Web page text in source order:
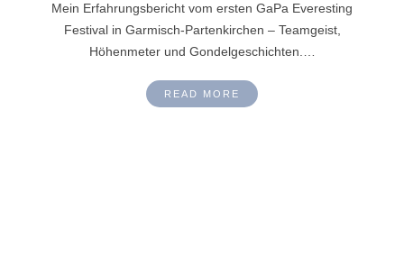
Mein Erfahrungsbericht vom ersten GaPa Everesting
Festival in Garmisch-Partenkirchen – Teamgeist,
Höhenmeter und Gondelgeschichten.…
READ MORE